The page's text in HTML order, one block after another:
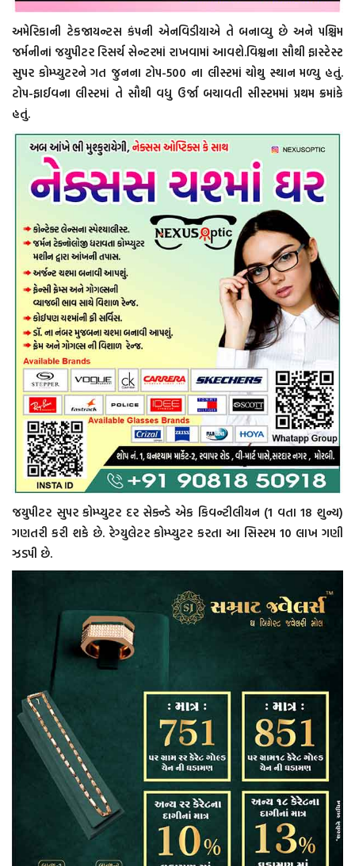
અમેરિકાની ટેકજાયન્ટસ કંપની એનવિડીયાએ તે બનાવ્યુ છે અને પશ્ચિમ
જર્મનીનાં જયુપીટર રિસર્ચ સેન્ટરમાં રાખવામાં આવશે.વિશ્વના સૌથી ફાસ્ટેસ્ટ
સુપર કોમ્પ્યુટરને ગત જુનના ટોપ-500 ના લીસ્ટમાં ચોથુ સ્થાન મળ્યુ હતું.
ટોપ-ફાઈવના લીસ્ટમાં તે સૌથી વધુ ઉર્જા બચાવતી સીસ્ટમમાં પ્રથમ ક્રમાંકે
હતું.
જયુપીટર સુપર કોમ્પ્યુટર દર સેક્ન્ડે એક કિવન્ટીલીયન (1 વતા 18 શુન્ય)
ગણતરી કરી શકે છે. રેગ્યુલેટર કોમ્પ્યુટર કરતા આ સિસ્ટમ 10 લાખ ગણી
ઝડપી છે.